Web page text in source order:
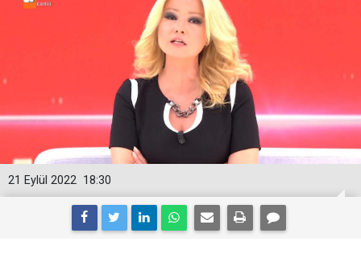
18:30
21 Eylül 2022